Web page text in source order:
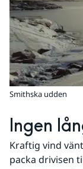
Smithska udden
Ingen
Kraftig vind
packa drivisen